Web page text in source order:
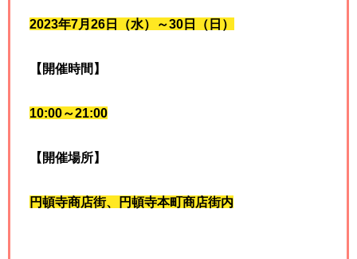
2023年7月26日（水）～30日（日）
【開催時間】
10:00～21:00
【開催場所】
円頓寺商店街、円頓寺本町商店街内